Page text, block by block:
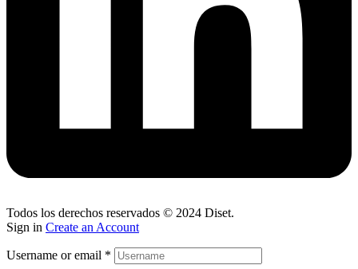
Todos los derechos reservados © 2024 Diset.
Sign in Create an Account
Username or email *